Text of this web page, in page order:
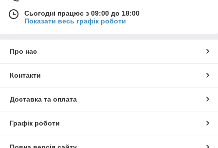
Сьогодні працює з 09:00 до 18:00
Показати весь графік роботи
Про нас
Контакти
Доставка та оплата
Графік роботи